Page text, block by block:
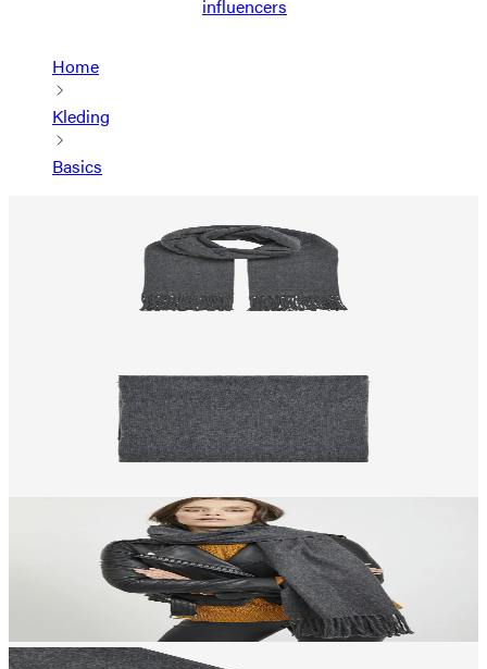
influencers
Home
Kleding
Basics